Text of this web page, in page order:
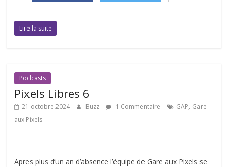
Lire la suite
Podcasts
Pixels Libres 6
21 octobre 2024 Buzz 1 Commentaire GAP, Gare
aux Pixels
Apres plus d’un an d’absence l’équipe de Gare aux Pixels se